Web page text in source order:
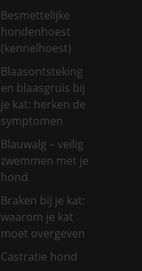
Besmettelijke
hondenhoest
(kennelhoest)
Blaasontsteking
en blaasgruis bij
je kat: herken de
symptomen
Blauwalg – veilig
zwemmen met je
hond
Braken bij je kat:
waarom je kat
moet overgeven
Castratie hond